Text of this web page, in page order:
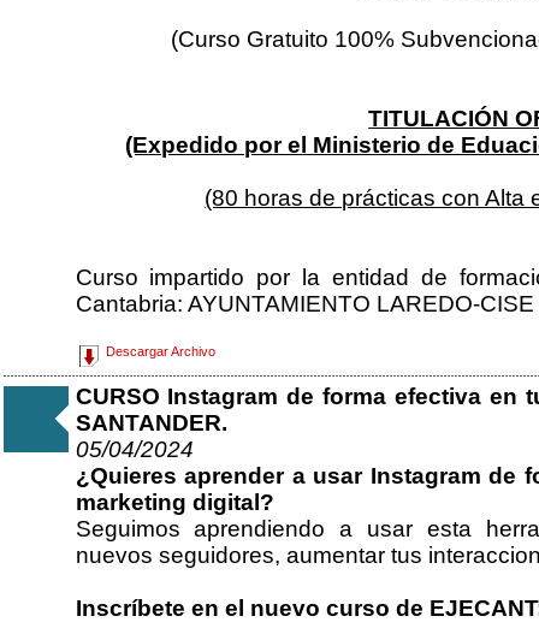
(Curso Gratuito 100%
TITULACIÓN
(Expedido por el Ministerio de
(80 horas de prácticas con Alta
Curso impartido por la entidad de
Cantabria: AYUNTAMIENTO LAREDO-CISE
Descargar Archivo
CURSO Instagram de forma efectiva en
SANTANDER.
05/04/2024
¿Quieres aprender a usar Instagram de
marketing digital?
Seguimos aprendiendo a usar esta
nuevos seguidores, aumentar tus
Inscríbete en el nuevo curso de